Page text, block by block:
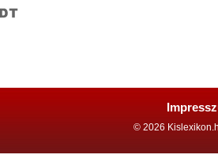
© 2026